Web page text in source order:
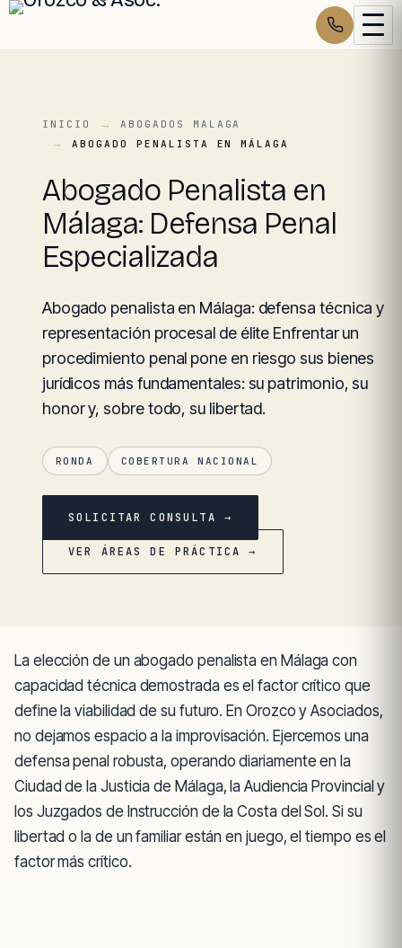
INICIO
ABOGADOS MALAGA
ABOGADO PENALISTA EN MÁLAGA
Abogado Penalista en
Málaga: Defensa Penal
Especializada
Abogado penalista en Málaga: defensa técnica y
representación procesal de élite Enfrentar un
procedimiento penal pone en riesgo sus bienes
jurídicos más fundamentales: su patrimonio, su
honor y, sobre todo, su libertad.
RONDA COBERTURA NACIONAL
SOLICITAR CONSULTA →
VER ÁREAS DE PRÁCTICA →
La elección de un abogado penalista en Málaga con
capacidad técnica demostrada es el factor crítico que
define la viabilidad de su futuro. En Orozco y Asociados,
no dejamos espacio a la improvisación. Ejercemos una
defensa penal robusta, operando diariamente en la
Ciudad de la Justicia de Málaga, la Audiencia Provincial y
los Juzgados de Instrucción de la Costa del Sol. Si su
libertad o la de un familiar están en juego, el tiempo es el
factor más crítico.